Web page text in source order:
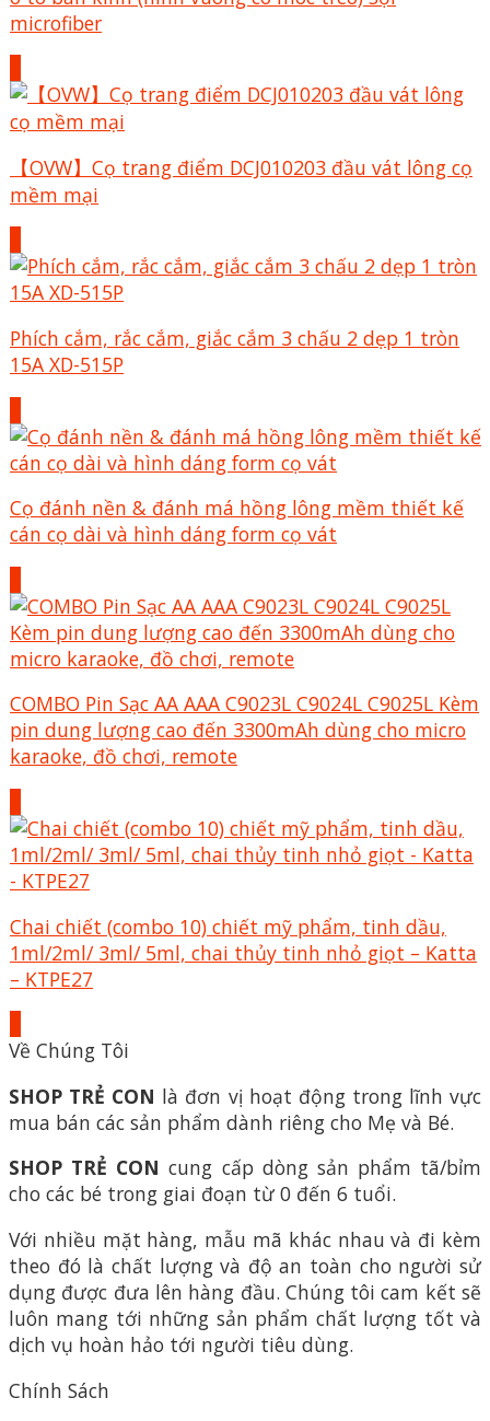
microfiber
【OVW】Cọ trang điểm DCJ010203 đầu vát lông cọ
mềm mại
Phích cắm, rắc cắm, giắc cắm 3 chấu 2 dẹp 1 tròn
15A XD-515P
Cọ đánh nền & đánh má hồng lông mềm thiết kế
cán cọ dài và hình dáng form cọ vát
COMBO Pin Sạc AA AAA C9023L C9024L C9025L Kèm
pin dung lượng cao đến 3300mAh dùng cho micro
karaoke, đồ chơi, remote
Chai chiết (combo 10) chiết mỹ phẩm, tinh dầu,
1ml/2ml/ 3ml/ 5ml, chai thủy tinh nhỏ giọt – Katta
– KTPE27
Về Chúng Tôi
SHOP TRẺ CON là đơn vị hoạt động trong lĩnh vực
mua bán các sản phẩm dành riêng cho Mẹ và Bé.
SHOP TRẺ CON cung cấp dòng sản phẩm tã/bỉm
cho các bé trong giai đoạn từ 0 đến 6 tuổi.
Với nhiều mặt hàng, mẫu mã khác nhau và đi kèm
theo đó là chất lượng và độ an toàn cho người sử
dụng được đưa lên hàng đầu. Chúng tôi cam kết sẽ
luôn mang tới những sản phẩm chất lượng tốt và
dịch vụ hoàn hảo tới người tiêu dùng.
Chính Sách